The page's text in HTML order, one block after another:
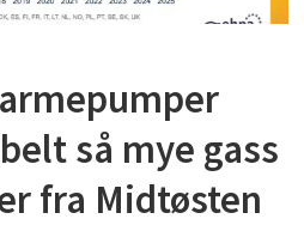
så mye gass
fra Midtøsten